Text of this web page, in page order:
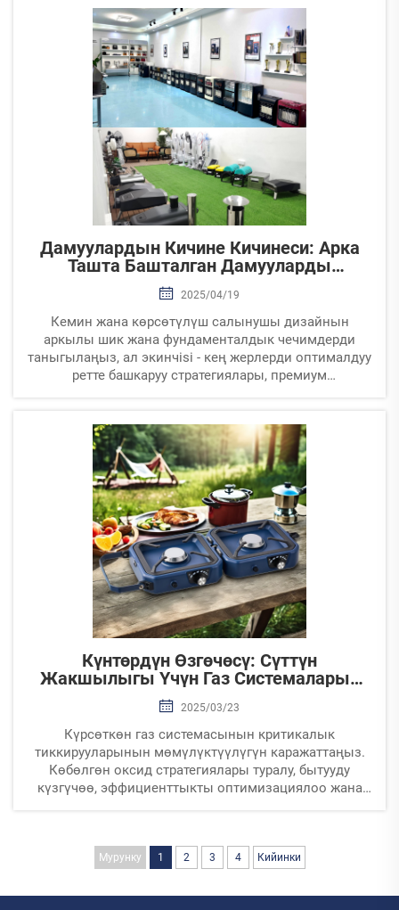
төмөнүк сааттар үчүн өзгөчө сураныштарды
каражаттаңыз.
Дамуулардын Кичине Кичинеси: Арка
Ташта Башталган Дамууларды
Жогоркулугу
2025/04/19
Кемин жана көрсөтүлүш салынушы дизайнын
аркылы шик жана фундаменталдык чечимдерди
таныгылаңыз, ал экинчisi - кең жерлерди оптималдуу
ретте башкаруу стратегиялары, премиум
үй-бөлмөсүңүздү жаңы минималисттик дизайнерлор,
көстөгүн чарык жана Средиземдеги эстетикалар
менен бирге иштешүүчү эле жана praktikalykтуу
антмандыктарды карап көрүңүз.
Күнтөрдүн Өзгөчөсү: Сүттүн
Жакшылыгы Үчүн Газ Системаларын
Даярлоо
2025/03/23
Күрсөткөн газ системасынын критикалык
тиккирууларынын мөмүлүктүүлүгүн каражаттаңыз.
Көбөлгөн оксид стратегиялары туралу, бытууду
күзгүчөө, эффициенттыкты оптимизациялоо жана
Мурунку 1 2 3 4 Кийинки